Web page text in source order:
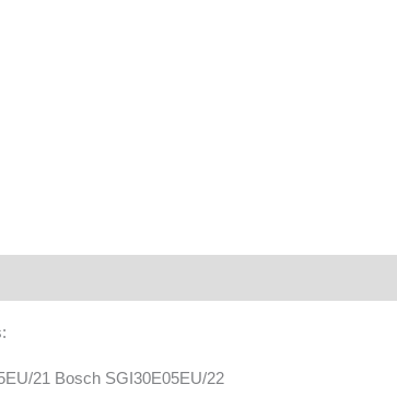
21 Bosch SGI30E05EU/22